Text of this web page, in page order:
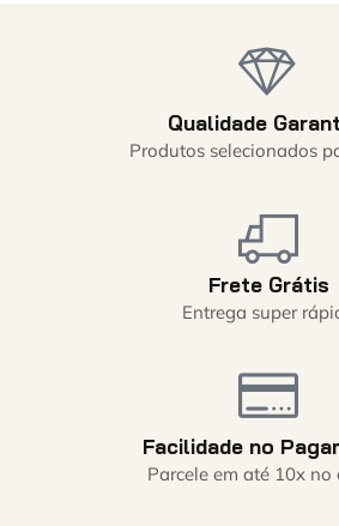
Qualidade
Produtos selecionados
Frete Grátis
Entrega super
Facilidade no
Parcele em até 10x no